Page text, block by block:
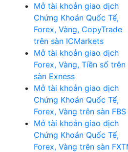
Mở tài khoản giao dịch
Chứng Khoán Quốc Tế,
Forex, Vàng, CopyTrade
trên sàn ICMarkets
Mở tài khoản giao dịch
Forex, Vàng, Tiền số trên
sàn Exness
Mở tài khoản giao dịch
Chứng Khoán Quốc Tế,
Forex, Vàng trên sàn FBS
Mở tài khoản giao dịch
Chứng Khoán Quốc Tế,
Forex, Vàng trên sàn